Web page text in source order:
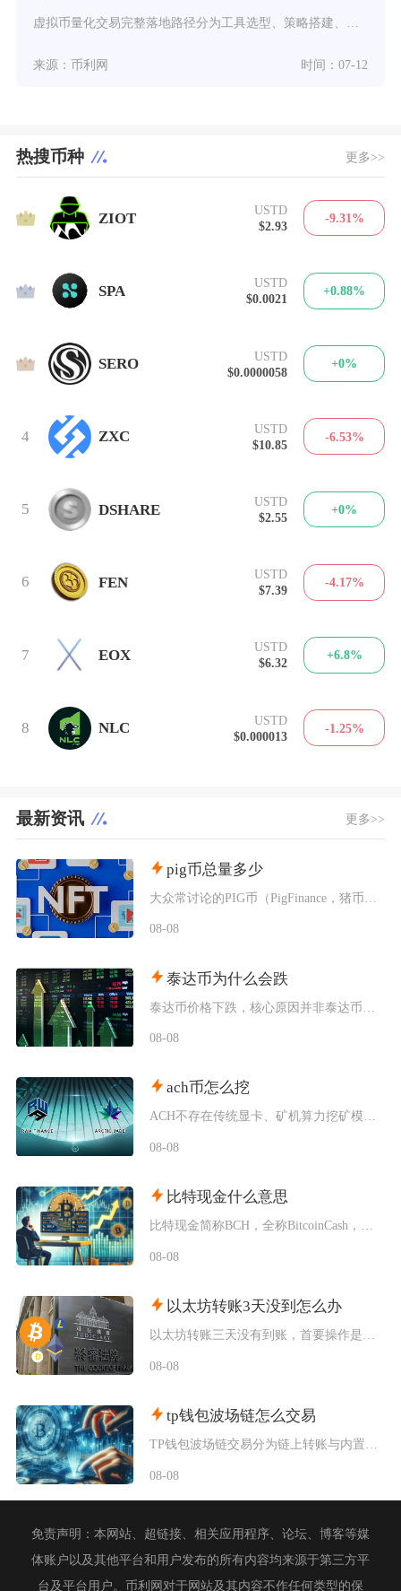
来源：币利网 时间：07-12
热搜币种 更多>>
1 ZIOT
USTD
$2.93
-9.31%
2 SPA
USTD
$0.0021
+0.88%
3 SERO
USTD
$0.0000058
+0%
4 ZXC
USTD
$10.85
-6.53%
5 DSHARE
USTD
$2.55
+0%
6 FEN
USTD
$7.39
-4.17%
7 EOX
USTD
$6.32
+6.8%
8 NLC
USTD
$0.000013
-1.25%
最新资讯 更多>>
pig币总量多少
08-08
泰达币为什么会跌
08-08
ach币怎么挖
ACH不存在传统显卡、矿机算力挖矿模式，目前主流获取新增ACH的挖矿方式分为生态行为挖矿、
08-08
比特现金什么意思
比特现金简称BCH，全称BitcoinCash，是2017年8月从比特币主网硬分叉诞生的独
08-08
以太坊转账3天没到怎么办
08-08
tp钱包波场链怎么交易
08-08
免责声明：本网站、超链接、相关应用程序、论坛、博客等媒
体账户以及其他平台和用户发布的所有内容均来源于第三方平
台及平台用户。币利网对于网站及其内容不作任何类型的保